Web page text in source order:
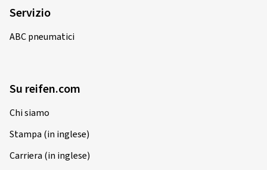
Servizio
ABC pneumatici
Su reifen.com
Chi siamo
Stampa (in inglese)
Carriera (in inglese)